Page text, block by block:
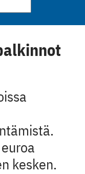
kesken.